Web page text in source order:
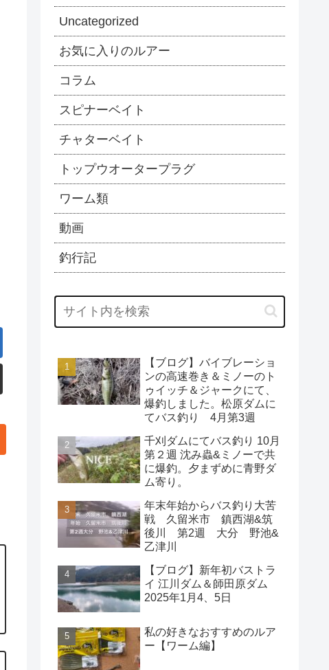
Uncategorized
お気に入りのルアー
コラム
スピナーベイト
チャターベイト
トップウオータープラグ
ワーム類
動画
釣行記
【ブログ】バイブレーショ
ンの高速巻き＆ミノーのト
ゥイッチ＆ジャークにて、
爆釣しました。松原ダムに
てバス釣り 4月第3週
千刈ダムにてバス釣り 10月
第２週 沈み蟲&ミノーで共
に爆釣。夕まずめに青野ダ
ム寄り。
年末年始からバス釣り大苦
戦 久留米市 鎮西湖&筑
後川 第2週 大分 野池&
乙津川
【ブログ】新年初バストラ
イ 江川ダム＆師田原ダム
2025年1月4、5日
私の好きなおすすめのルア
ー【ワーム編】